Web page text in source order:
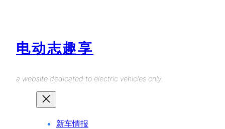
电动志趣享
a website dedicated to electric vehicles only.
新车情报